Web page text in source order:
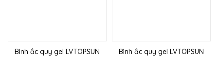
Bình ắc quy gel LVTOPSUN
Bình ắc quy gel LVTOPSUN